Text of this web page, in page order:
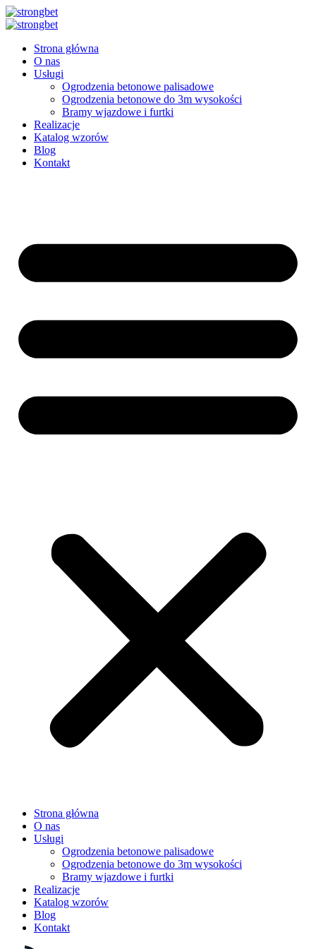
Przejdź
do
Strona główna
O nas
Usługi
Ogrodzenia betonowe palisadowe
Ogrodzenia betonowe do 3m wysokości
Bramy wjazdowe i furtki
Realizacje
Katalog wzorów
Blog
Kontakt
Strona główna
O nas
Usługi
Ogrodzenia betonowe palisadowe
Ogrodzenia betonowe do 3m wysokości
Bramy wjazdowe i furtki
Realizacje
Katalog wzorów
Blog
Kontakt